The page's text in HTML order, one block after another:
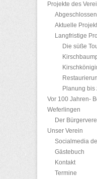
Projekte des
Aktuelle
Langfristige
Die süße
Planung bis
Vor 100 Jahren-
Weferlingen
Der
Unser Verein
Socialmedia
Gästebuch
Kontakt
Termine